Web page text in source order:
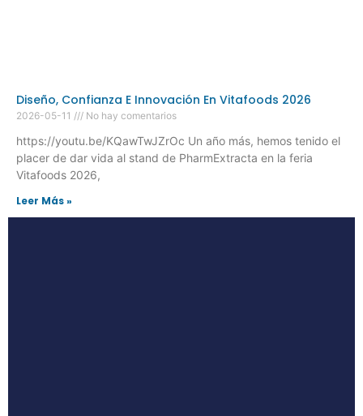
Diseño, Confianza E Innovación En Vitafoods 2026
2026-05-11 No hay comentarios
https://youtu.be/KQawTwJZrOc Un año más, hemos tenido el
placer de dar vida al stand de PharmExtracta en la feria
Vitafoods 2026,
Leer Más »